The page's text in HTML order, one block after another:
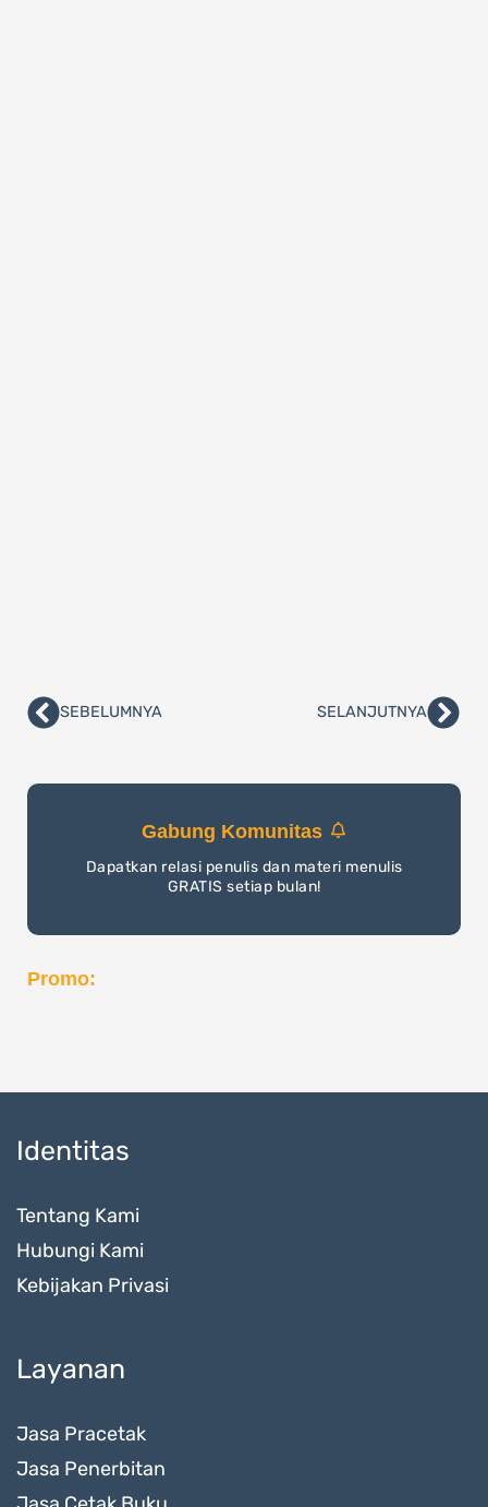
PrevSEBELUMNYA SELANJUTNYA
Gabung Komunitas
Dapatkan relasi penulis dan materi menulis
GRATIS setiap bulan!
Promo:
Identitas
Tentang Kami
Hubungi Kami
Kebijakan Privasi
Layanan
Jasa Pracetak
Jasa Penerbitan